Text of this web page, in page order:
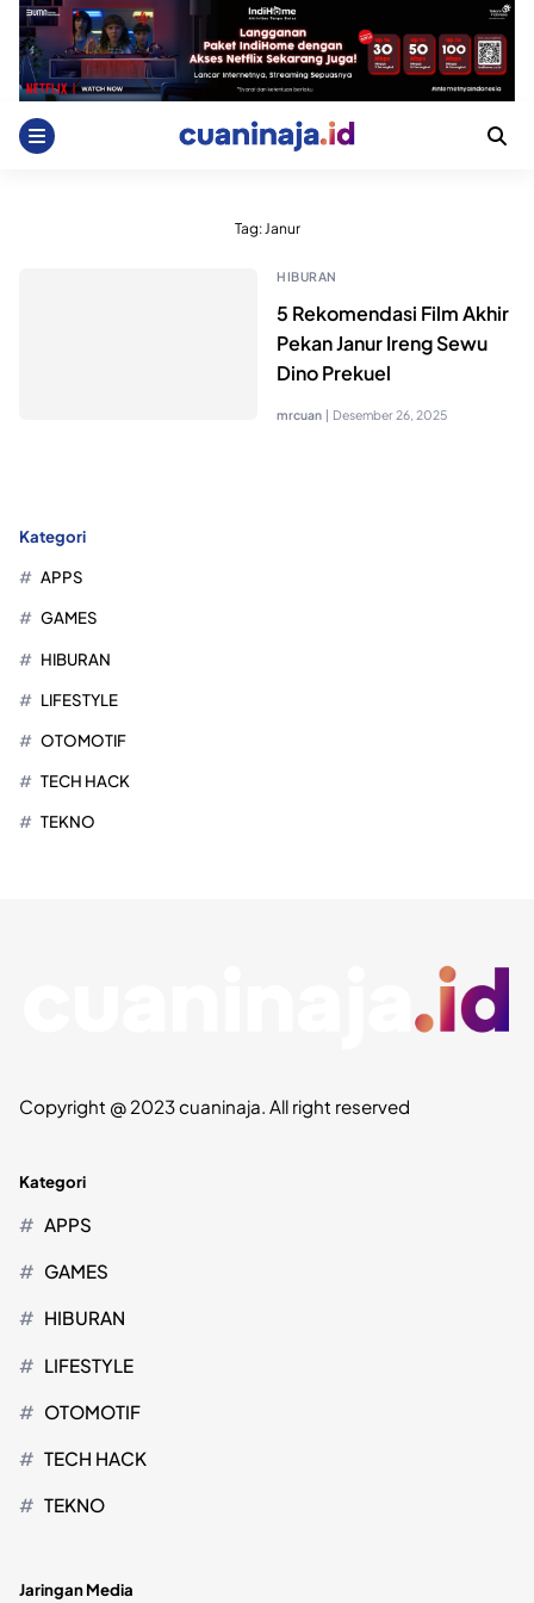
Skip
content
Tag:Janur
HIBURAN
5 Rekomendasi Film Akhir
Pekan Janur Ireng Sewu
Dino Prekuel
mrcuan | Desember 26, 2025
Kategori
APPS
GAMES
HIBURAN
LIFESTYLE
OTOMOTIF
TECH HACK
TEKNO
Copyright @ 2023 cuaninaja. All right reserved
Kategori
APPS
GAMES
HIBURAN
LIFESTYLE
OTOMOTIF
TECH HACK
TEKNO
Jaringan Media